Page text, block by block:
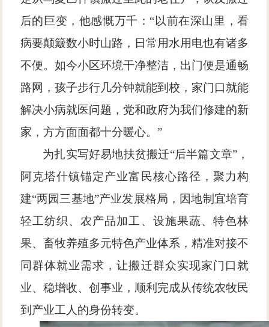
后的巨变，他感慨万千：“以前在深山里，看
病要颠簸数小时山路，日常用水用电也有诸多
不便。如今小区环境干净整洁，出门便是通畅
路网，孩子步行几分钟就能到校，家门口就能
解决小病就医问题，党和政府为我们修建的新
家，方方面面都十分暖心。”
为扎实写好易地扶贫搬迁“后半篇文章”，
阿克塔什镇锚定产业富民核心路径，聚力构
建“两园三基地”产业发展格局，因地制宜培育
轻工纺织、农产品加工、设施果蔬、特色林
果、畜牧养殖多元特色产业体系，精准对接不
同群体就业需求，让搬迁群众实现家门口就
业、稳增收、创事业，顺利完成从传统农牧民
到产业工人的身份转变。